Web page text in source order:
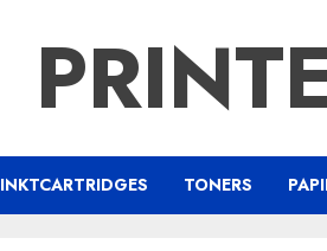
INKTCARTRIDGES TONERS